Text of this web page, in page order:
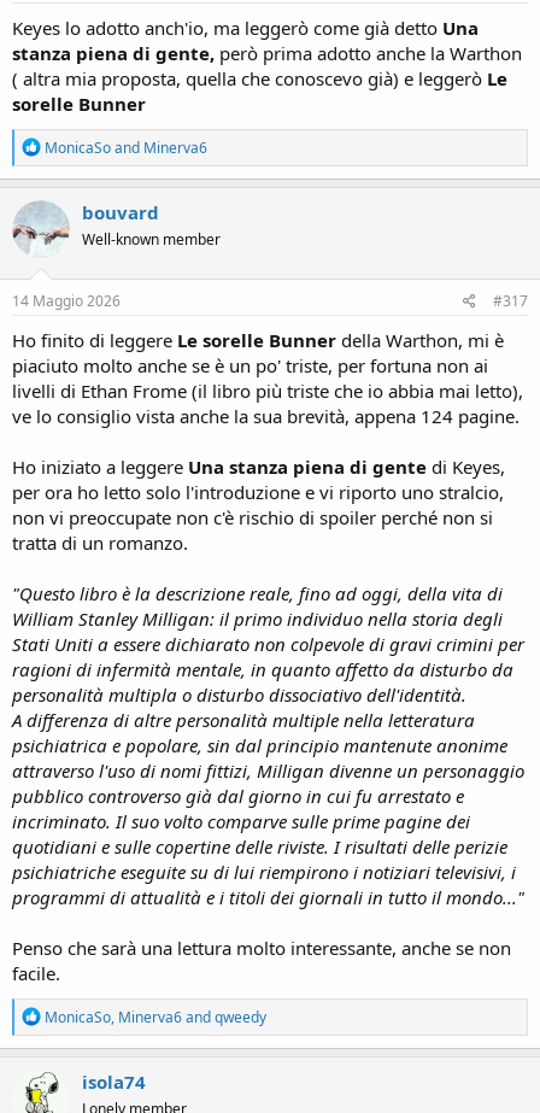
Keyes lo adotto anch'io, ma leggerò come già detto Una
stanza piena di gente, però prima adotto anche la Warthon
( altra mia proposta, quella che conoscevo già) e leggerò Le
sorelle Bunner
R
e
a
c
t
i
o
n
s
MonicaSoand Minerva6
bouvard
Well-known member
14 Maggio 2026 #317
Ho finito di leggere Le sorelle Bunner della Warthon, mi è
piaciuto molto anche se è un po' triste, per fortuna non ai
livelli di Ethan Frome (il libro più triste che io abbia mai letto),
ve lo consiglio vista anche la sua brevità, appena 124 pagine.
Ho iniziato a leggere Una stanza piena di gente di Keyes,
per ora ho letto solo l'introduzione e vi riporto uno stralcio,
non vi preoccupate non c'è rischio di spoiler perché non si
tratta di un romanzo.
"Questo libro è la descrizione reale, fino ad oggi, della vita di
William Stanley Milligan: il primo individuo nella storia degli
Stati Uniti a essere dichiarato non colpevole di gravi crimini per
ragioni di infermità mentale, in quanto affetto da disturbo da
personalità multipla o disturbo dissociativo dell'identità.
A differenza di altre personalità multiple nella letteratura
psichiatrica e popolare, sin dal principio mantenute anonime
attraverso l'uso di nomi fittizi, Milligan divenne un personaggio
pubblico controverso già dal giorno in cui fu arrestato e
incriminato. Il suo volto comparve sulle prime pagine dei
quotidiani e sulle copertine delle riviste. I risultati delle perizie
psichiatriche eseguite su di lui riempirono i notiziari televisivi, i
programmi di attualità e i titoli dei giornali in tutto il mondo..."
Penso che sarà una lettura molto interessante, anche se non
facile.
R
e
a
c
t
MonicaSo, Minerva6andqweedy
isola74
Lonely member